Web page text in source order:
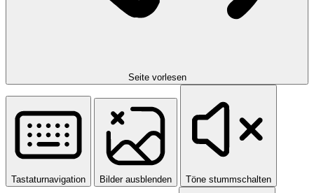
Seite vorlesen
Tastaturnavigation Bilder ausblenden Töne stummschalten